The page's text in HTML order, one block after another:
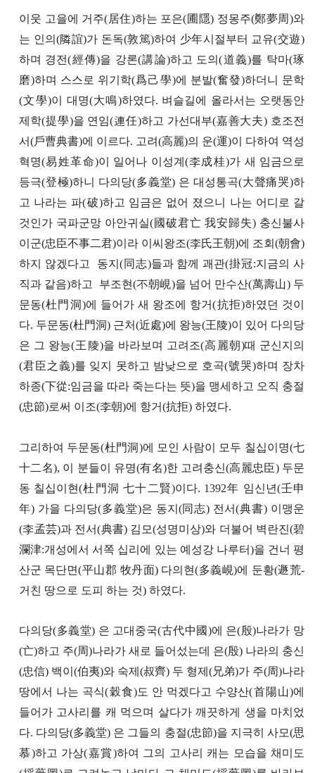
이웃 고을에 거주(居住)하는 포은(圃隱) 정몽주(鄭夢周)와
는 인의(隣誼)가 돈독(敦篤)하여 少年시절부터 교유(交遊)
하며 경전(經傳)을 강론(講論)하고 도의(道義)를 탁마(琢
磨)하며 스스로 위기학(爲己學)에 분발(奮發)하더니 문학
(文學)이 대명(大鳴)하였다. 벼슬길에 올라서는 오랫동안
제학(提學)을 연임(連任)하고 가선대부(嘉善大夫) 호조전
서(戶曹典書)에 이르다. 고려(高麗)의 운(運)이 다하여 역성
혁명(易姓革命)이 일어나 이성계(李成桂)가 새 임금으로
등극(登極)하니 다의당(多義堂) 은 대성통곡(大聲痛哭)하
고 나라는 파(破)하고 임금은 없어 졌으니 나는 어디로 갈
것인가 국파군망 아안귀실(國破君亡 我安歸失) 충신불사
이군(忠臣不事二君)이라 이씨왕조(李氏王朝)에 조회(朝會)
하지 않겠다고 동지(同志)들과 함께 괘관(掛冠:지금의 사
직과 같음)하고 부조현(不朝峴)을 넘어 만수산(萬壽山) 두
문동(杜門洞)에 들어가 새 왕조에 항거(抗拒)하였던 것이
다. 두문동(杜門洞) 근처(近處)에 왕능(王陵)이 있어 다의당
은 그 왕능(王陵)을 바라보며 고려조(高麗朝)때 군신지의
(君臣之義)를 잊지 못하고 밤낮으로 호곡(號哭)하며 장차
하종(下從:임금을 따라 죽는다는 뜻)을 맹세하고 오직 충절
(忠節)로써 이조(李朝)에 항거(抗拒) 하였다.
그리하여 두문동(杜門洞)에 모인 사람이 모두 칠십이명(七
十二名), 이 분들이 유명(有名)한 고려충신(高麗忠臣) 두문
동 칠십이현(杜門洞 七十二賢)이다. 1392年 임신년(壬申
年) 가을 다의당(多義堂)은 동지(同志) 전서(典書) 이맹운
(李孟芸)과 전서(典書) 김모(성명미상)와 더불어 벽란진(碧
瀾津:개성에서 서쪽 십리에 있는 예성강 나루터)을 건너 평
산군 목단면(平山郡 牧丹面) 다의현(多義峴)에 둔황(遯荒-
거친 땅으로 도피 하는 것) 하였다.
다의당(多義堂) 은 고대중국(古代中國)에 은(殷)나라가 망
(亡)하고 주(周)나라가 새로 들어섰는데 은(殷) 나라의 충신
(忠信) 백이(伯夷)와 숙제(叔齊) 두 형제(兄弟)가 주(周)나라
땅에서 나는 곡식(穀食)도 안 먹겠다고 수양산(首陽山)에
들어가 고사리를 캐 먹으며 살다가 깨끗하게 생을 마치었
다. 다의당(多義堂) 은 그들의 충절(忠節)을 지극히 사모(思
慕)하고 가상(嘉賞)하여 그의 고사리 캐는 모습을 채미도